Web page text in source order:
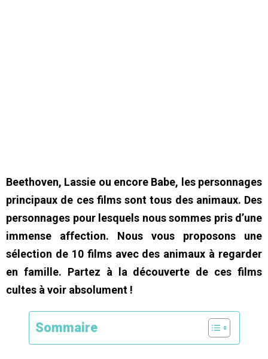
Beethoven, Lassie ou encore Babe, les personnages
principaux de ces films sont tous des animaux. Des
personnages pour lesquels nous sommes pris d’une
immense affection. Nous vous proposons une
sélection de 10 films avec des animaux à regarder
en famille. Partez à la découverte de ces films
cultes à voir absolument !
Sommaire